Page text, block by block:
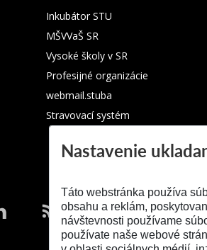
Inkubátor STU
MŠVVaŠ SR
Vysoké školy v SR
Profesijné organizácie
webmail.stuba
Stravovací systém
Nastavenie
Táto webstránka používa
obsahu a reklám,
návštevnosti používame
používate naše webové